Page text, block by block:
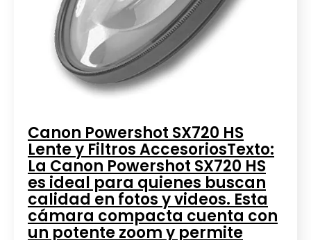
Canon Powershot SX720 HS
Lente y Filtros AccesoriosTexto:
La Canon Powershot SX720 HS
es ideal para quienes buscan
calidad en fotos y videos. Esta
cámara compacta cuenta con
un potente zoom y permite